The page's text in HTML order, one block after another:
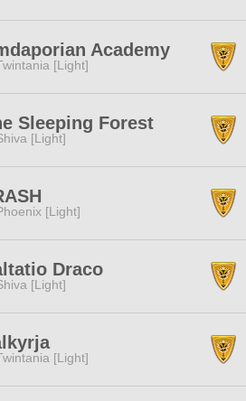
Academy
[Light]
Sleeping Forest
[Light]
[Light]
Draco
[Light]
[Light]